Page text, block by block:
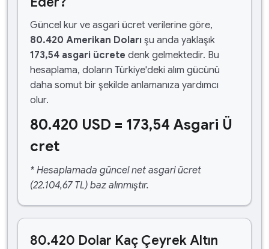
Güncel kur ve asgari ücret verilerine göre,
80.420 Amerikan Doları şu anda yaklaşık
173,54 asgari ücrete denk gelmektedir. Bu
hesaplama, doların Türkiye'deki alım gücünü
daha somut bir şekilde anlamanıza yardımcı
olur.
80.420 USD = 173,54 Asgari Ü
cret
* Hesaplamada güncel net asgari ücret
(22.104,67 TL) baz alınmıştır.
80.420 Dolar Kaç Çeyrek Altın